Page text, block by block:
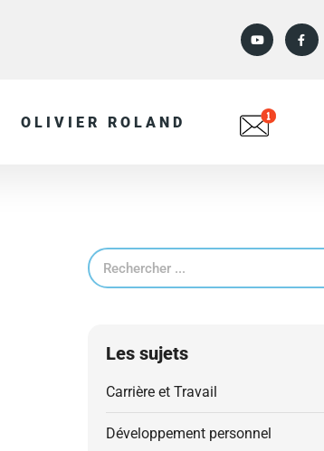
OLIVIER ROLAND
Les sujets
Carrière et Travail
Développement personnel